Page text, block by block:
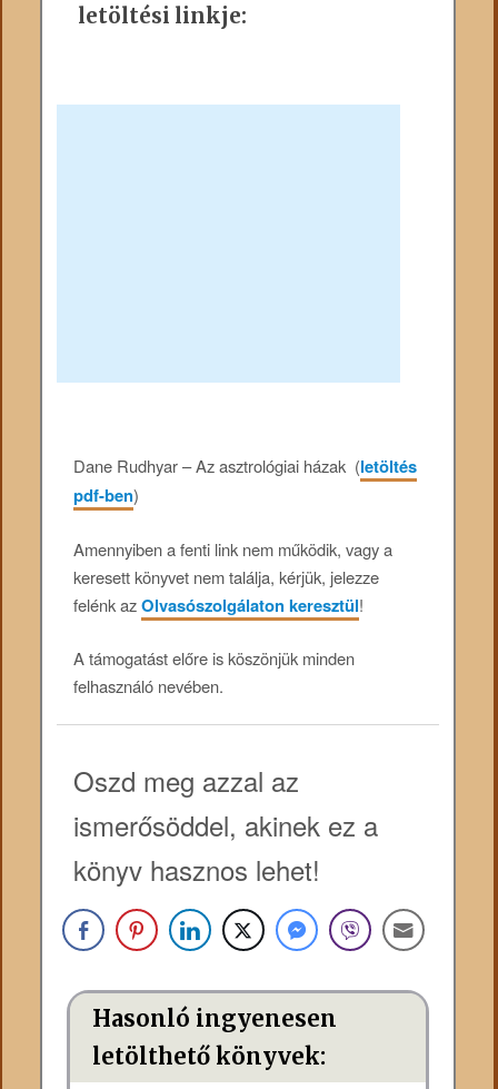
letöltési linkje:
Dane Rudhyar – Az asztrológiai házak (letöltés
pdf-ben)
Amennyiben a fenti link nem működik, vagy a
keresett könyvet nem találja, kérjük, jelezze
felénk azOlvasószolgálaton keresztül!
A támogatást előre is köszönjük minden
felhasználó nevében.
Oszd meg azzal az
ismerősöddel, akinek ez a
könyv hasznos lehet!
Hasonló ingyenesen
letölthető könyvek: